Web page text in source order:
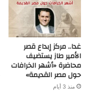
غدا.. مركز إبداع قصر
الأمير طاز يستضيف
محاضرة «أشهر الخرافات
حول مصر القديمة»
منذ 3 أيام